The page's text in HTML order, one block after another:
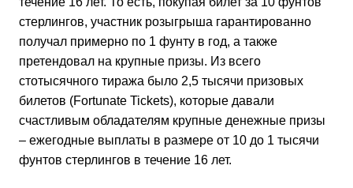
стерлингов, участник розыгрыша гарантированно
получал примерно по 1 фунту в год, а также
претендовал на крупные призы. Из всего
стотысячного тиража было 2,5 тысячи призовых
билетов (Fortunate Tickets), которые давали
счастливым обладателям крупные денежные призы
– ежегодные выплаты в размере от 10 до 1 тысячи
фунтов стерлингов в течение 16 лет.